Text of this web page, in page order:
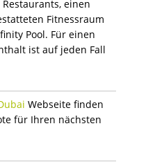
einen
Fitnessraum
Pool. Für einen
ist auf jeden Fall
Webseite finden
für Ihren nächsten